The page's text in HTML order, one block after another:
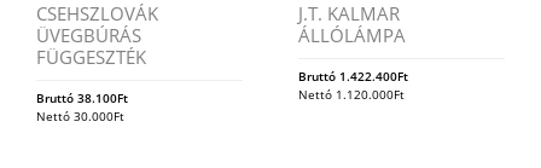
CSEHSZLOVÁK
ÜVEGBÚRÁS
FÜGGESZTÉK
Bruttó 38.100Ft
Nettó 30.000Ft
J.T. KALMAR
ÁLLÓLÁMPA
Bruttó 1.422.400Ft
Nettó 1.120.000Ft